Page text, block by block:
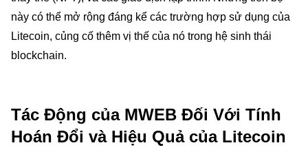
này có thể mở rộng đáng kể các trường hợp sử dụng của
Litecoin, củng cố thêm vị thế của nó trong hệ sinh thái
blockchain.
Tác Động của MWEB Đối Với Tính
Hoán Đổi và Hiệu Quả của Litecoin